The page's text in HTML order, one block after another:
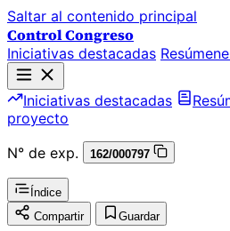
Saltar al contenido principal
Control Congreso
Iniciativas destacadas
Iniciativas destacadas
proyecto
N° de exp.
162/000797
Índice
Compartir
Guardar